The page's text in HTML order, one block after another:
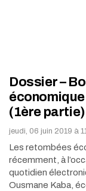
Dossier –
(1ère partie)
jeudi, 06 juin 2019 à
Les retombées
récemment, à
quotidien
Ousmane Kaba,